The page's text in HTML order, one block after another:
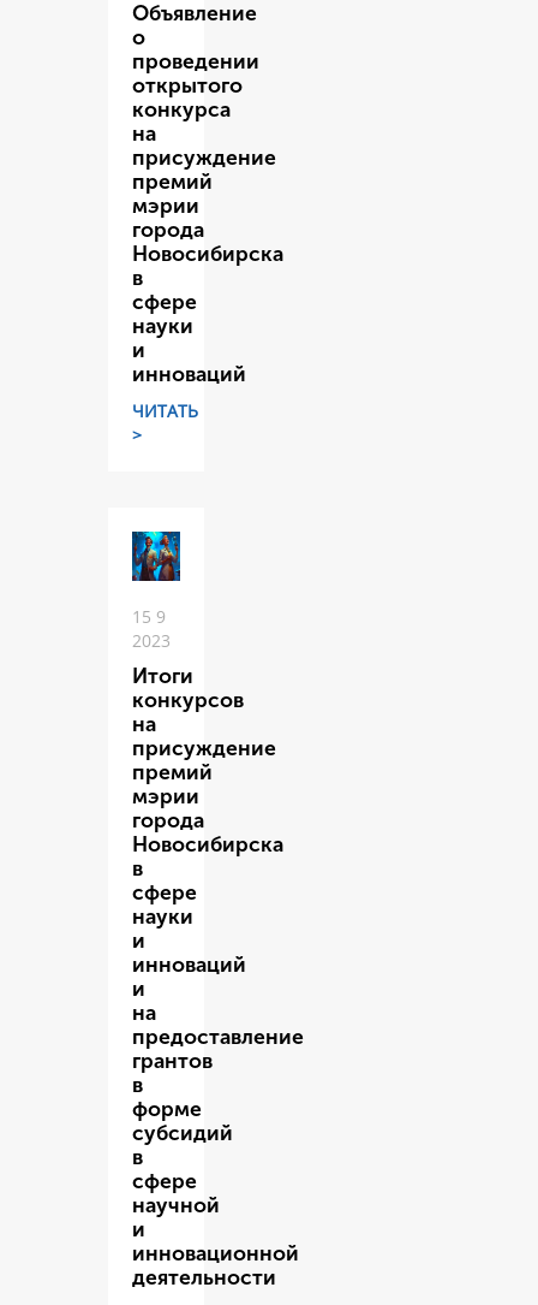
Объявление
о
проведении
открытого
конкурса
на
присуждение
премий
мэрии
города
Новосибирска
в
сфере
науки
и
инноваций
ЧИТАТЬ
>
15 9
2023
Итоги
конкурсов
на
присуждение
премий
мэрии
города
Новосибирска
в
сфере
науки
и
инноваций
и
на
предоставление
грантов
в
форме
субсидий
в
сфере
научной
и
инновационной
деятельности